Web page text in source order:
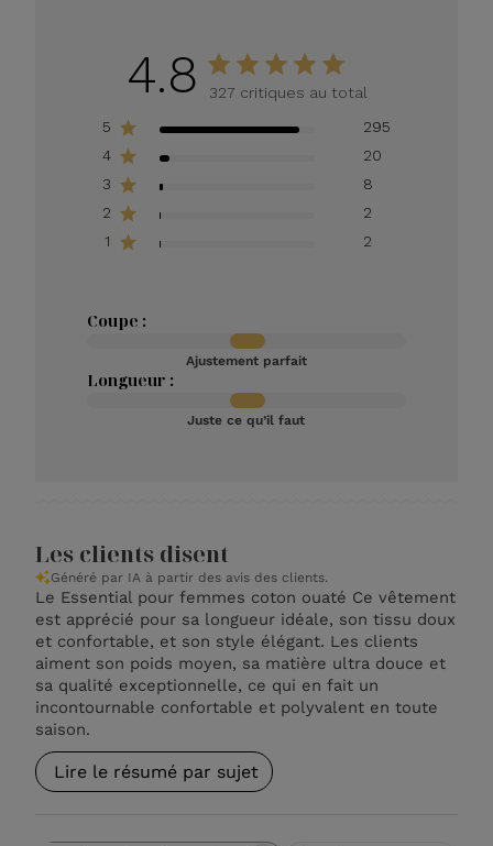
4.8
327 critiques au total
5
295
4
20
3
8
2
2
1
2
Coupe :
Ajustement parfait
Longueur :
Juste ce qu’il faut
Les clients disent
Généré par IA à partir des avis des clients.
Le Essential pour femmes coton ouaté Ce vêtement
est apprécié pour sa longueur idéale, son tissu doux
et confortable, et son style élégant. Les clients
aiment son poids moyen, sa matière ultra douce et
sa qualité exceptionnelle, ce qui en fait un
incontournable confortable et polyvalent en toute
saison.
Lire le résumé par sujet